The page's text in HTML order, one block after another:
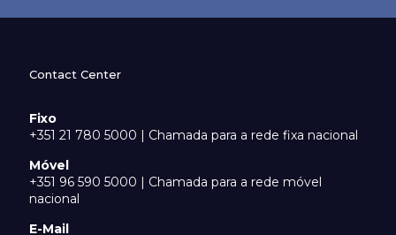
Contact Center
Fixo
+351 21 780 5000 | Chamada para a rede fixa nacional
Móvel
+351 96 590 5000 | Chamada para a rede móvel
nacional
E-Mail